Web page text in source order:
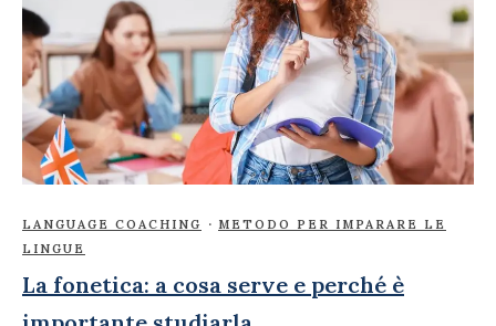
LANGUAGE COACHING · METODO PER IMPARARE LE
LINGUE
La fonetica: a cosa serve e perché è